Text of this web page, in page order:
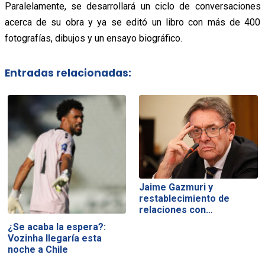
Paralelamente, se desarrollará un ciclo de conversaciones
acerca de su obra y ya se editó un libro con más de 400
fotografías, dibujos y un ensayo biográfico.
Entradas relacionadas:
¿Se acaba la espera?:
Vozinha llegaría esta
noche a Chile
Jaime Gazmuri y
restablecimiento de
relaciones con…